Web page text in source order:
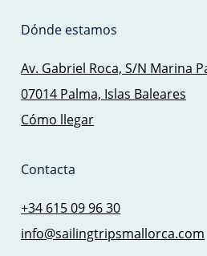
Dónde estamos
Av. Gabriel Roca, S/N Marina
07014 Palma, Islas Baleares
Cómo llegar
Contacta
+34 615 09 96 30
info@sailingtripsmallorca.com